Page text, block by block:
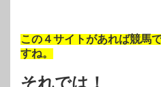
この４サイトがあれば競馬
すね。
それでは！